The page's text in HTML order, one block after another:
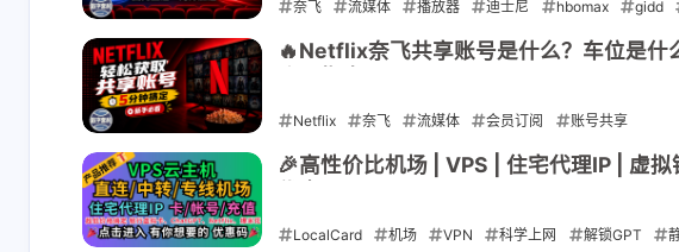
奈飞 流媒体 播放器 迪士尼 hbomax gidd
2026-08-01
🔥Netflix奈飞共享账号是什么？车位是
Netflix 奈飞 流媒体 会员订阅 账号共享
2026-06-19
🎉高性价比机场 | VPS | 住宅代理IP | 虚
LocalCard 机场 VPN 科学上网 解锁GPT